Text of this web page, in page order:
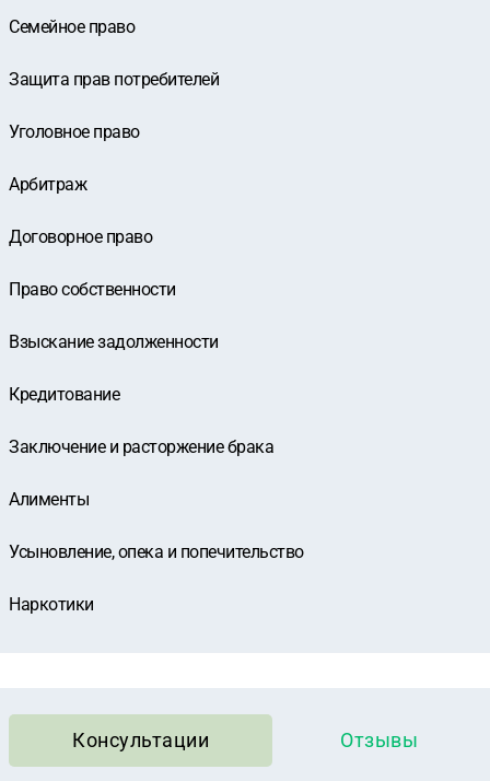
Семейное право
Защита прав потребителей
Уголовное право
Арбитраж
Договорное право
Право собственности
Взыскание задолженности
Кредитование
Заключение и расторжение брака
Алименты
Усыновление, опека и попечительство
Наркотики
Консультации Отзывы